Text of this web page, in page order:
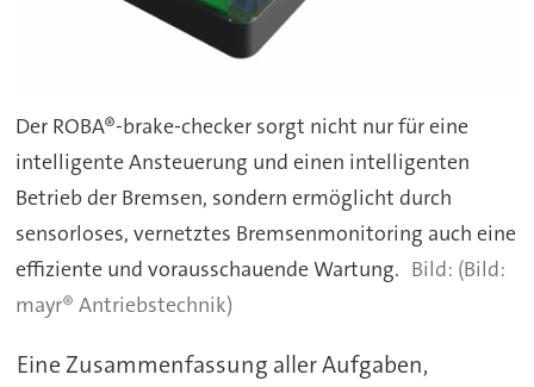
Der ROBA®-brake-checker sorgt nicht nur für eine
intelligente Ansteuerung und einen intelligenten
Betrieb der Bremsen, sondern ermöglicht durch
sensorloses, vernetztes Bremsenmonitoring auch eine
effiziente und vorausschauende Wartung.
(Bild:
mayr® Antriebstechnik)
Eine Zusammenfassung aller Aufgaben,